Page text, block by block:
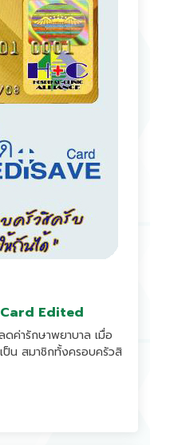
Edited
ค่ารักษาพยาบาล เมื่อ
ป็น สมาชิกทั้งครอบครัวสิ